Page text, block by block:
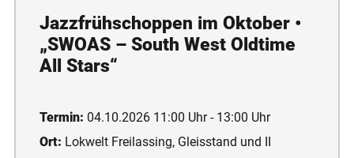
Jazzfrühschoppen im Oktober •
„SWOAS – South West Oldtime
All Stars“
Termin: 04.10.2026 11:00 Uhr - 13:00 Uhr
Ort: Lokwelt Freilassing, Gleisstand und II